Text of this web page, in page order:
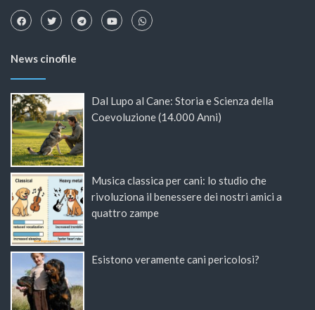
News cinofile
Dal Lupo al Cane: Storia e Scienza della
Coevoluzione (14.000 Anni)
Musica classica per cani: lo studio che
rivoluziona il benessere dei nostri amici a
quattro zampe
Esistono veramente cani pericolosi?